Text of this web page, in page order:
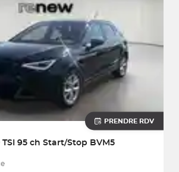
PRENDRE RDV
TSI 95 ch Start/Stop BVM5